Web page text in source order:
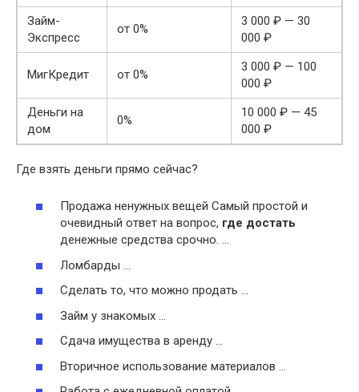
Займ-
Экспресс
от 0%
3 000 ₽ — 30
000 ₽
МигКредит от 0%
3 000 ₽ — 100
000 ₽
Деньги на
дом
0%
10 000 ₽ — 45
000 ₽
Где взять деньги прямо сейчас?
Продажа ненужных вещей Самый простой и
очевидный ответ на вопрос, где достать
денежные средства срочно. …
Ломбарды …
Сделать то, что можно продать …
Займ у знакомых …
Сдача имущества в аренду …
Вторичное использование материалов …